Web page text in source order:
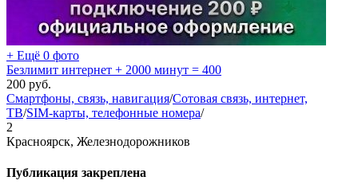
+ Ещё 0 фото
Безлимит интернет + 2000 минут = 400
200 руб.
Смартфоны, связь, навигация/Сотовая связь, интернет,
ТВ/SIM-карты, телефонные номера/
2
Красноярск, Железнодорожников
Публикация закреплена